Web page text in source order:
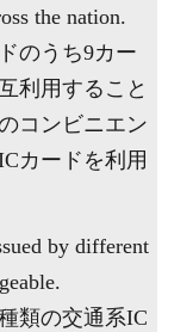
the nation.
のうち9カー
利用すること
コンビニエン
カードを利用
by different
類の交通系IC